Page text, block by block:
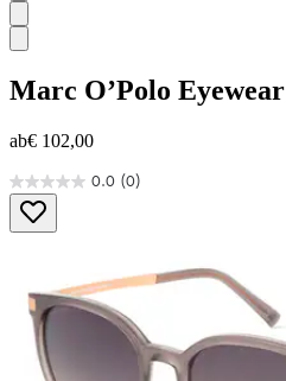
Marc O’Polo Eyewear
ab€ 102,00
0.0 (0)
0.0
von
5